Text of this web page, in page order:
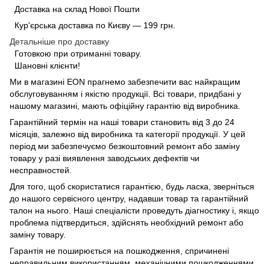
Доставка на склад Нової Пошти
Кур'єрська доставка по Києву — 199 грн.
Детальніше про доставку
Готовкою при отриманні товару.
Шановні клієнти!
Ми в магазині EON прагнемо забезпечити вас найкращим
обслуговуванням і якістю продукції. Всі товари, придбані у
нашому магазині, мають офіційну гарантію від виробника.
Гарантійний термін на наші товари становить від 3 до 24
місяців, залежно від виробника та категорії продукції. У цей
період ми забезпечуємо безкоштовний ремонт або заміну
товару у разі виявлення заводських дефектів чи
несправностей.
Для того, щоб скористатися гарантією, будь ласка, зверніться
до нашого сервісного центру, надавши товар та гарантійний
талон на нього. Наші спеціалісти проведуть діагностику і, якщо
проблема підтвердиться, здійснять необхідний ремонт або
заміну товару.
Гарантія не поширюється на пошкодження, спричинені